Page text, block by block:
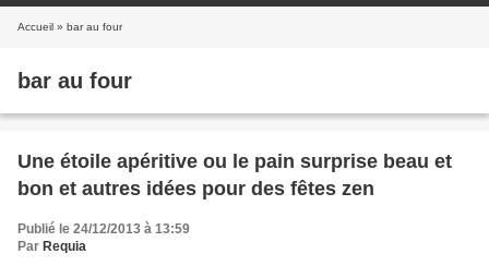
Accueil » bar au four
bar au four
Une étoile apéritive ou le pain surprise beau et
bon et autres idées pour des fêtes zen
Publié le 24/12/2013 à 13:59
Par Requia